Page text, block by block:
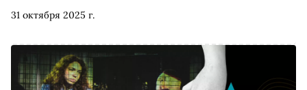
31 октября 2025 г.
одну Анну — Каренину — показывает Малый театр. А
новая театральная точка на карте столицы: в
Московском планетарии возрождают «Научный
Звёздный театр». Подробности — в материале «Сноба»